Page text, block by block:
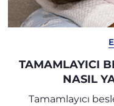
TAMAMLAYICI
NASIL
Tamamlayıcı